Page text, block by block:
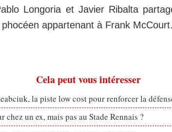
Longoria et Javier Ribalta
appartenant à Frank
Cela peut vous intéresser
la piste low cost pour renforcer la
chez un ex, mais pas au Stade Rennais ?